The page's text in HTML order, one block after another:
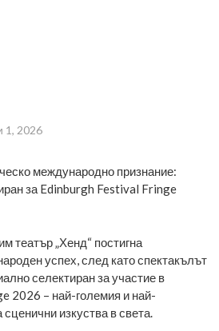
1, 2026
международно признание:
за Edinburgh Festival Fringe
театър „Хенд“ постигна
успех, след като спектакълът
селектиран за участие в
2026 – най-големия и най-
изкуства в света.